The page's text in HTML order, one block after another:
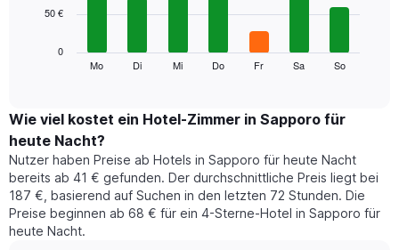
die
Monate
hat
1
Y-
Achse,
die
den
durchschnittlichen
Zimmerpreis
bars.
den
durchschnittlichen
Preis
eines
Zimmers
für
den
jeweiligen
Mo Di Mi Do Fr Sa So
0
50 €
Wie viel kostet ein Hotel-Zimmer in Sapporo für
heute Nacht?
Nutzer haben Preise ab Hotels in Sapporo für heute Nacht
bereits ab 41 € gefunden. Der durchschnittliche Preis liegt bei
187 €, basierend auf Suchen in den letzten 72 Stunden. Die
Preise beginnen ab 68 € für ein 4-Sterne-Hotel in Sapporo für
heute Nacht.